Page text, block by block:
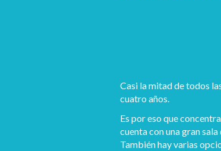
Casi la mitad de todos
cuatro años.
Es por eso que
cuenta con una gran
También hay varias